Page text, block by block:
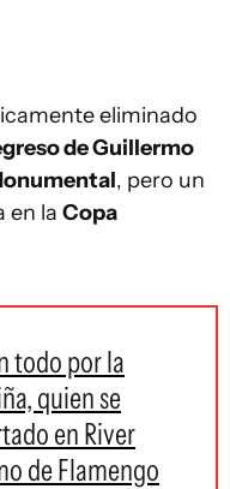
eliminado
de Guillermo
, pero un
en la Copa
todo por la
quien se
en River
de Flamengo